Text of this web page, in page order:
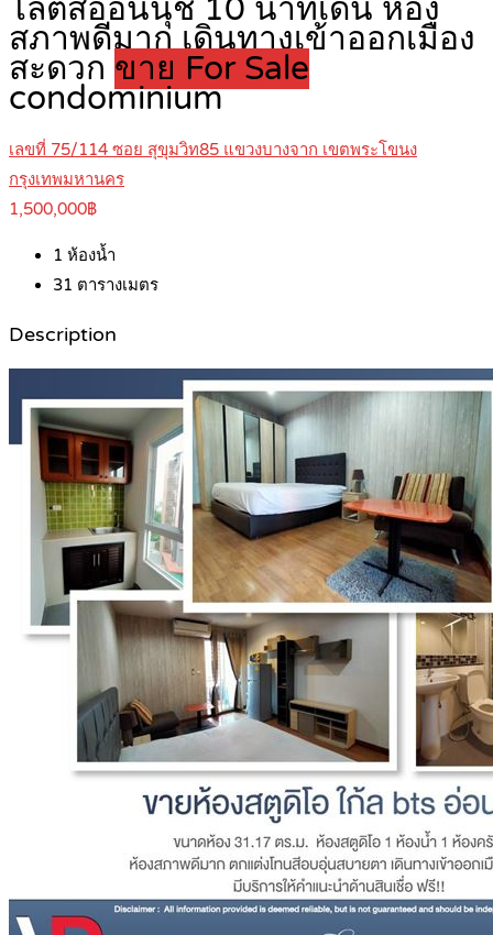
โลตัสอ่อนนุช 10 นาทีเดิน ห้อง
สภาพดีมาก เดินทางเข้าออกเมือง
สะดวก ขาย For Sale
condominium
เลขที่ 75/114 ซอย สุขุมวิท85 แขวงบางจาก เขตพระโขนง
กรุงเทพมหานคร
1,500,000฿
1 ห้องน้ำ
31 ตารางเมตร
Description